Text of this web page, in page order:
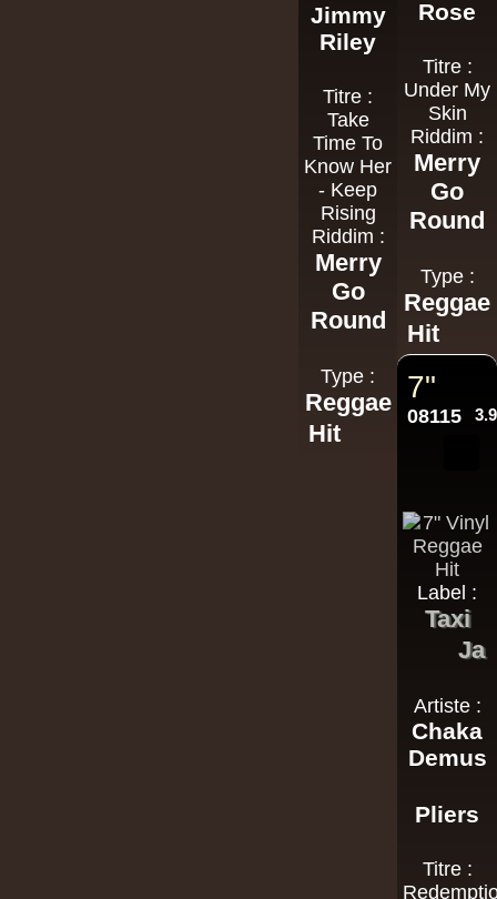
Jimmy
Riley
Titre :
Take
Time To
Know Her
- Keep
Rising
Riddim :
Merry
Go
Round
Type :
Reggae
Hit
Rose
Titre :
Under My
Skin
Riddim :
Merry
Go
Round
Type :
Reggae
Hit
7"
08115
Label :
Taxi
Ja
Artiste :
Chaka
Demus
Pliers
Titre :